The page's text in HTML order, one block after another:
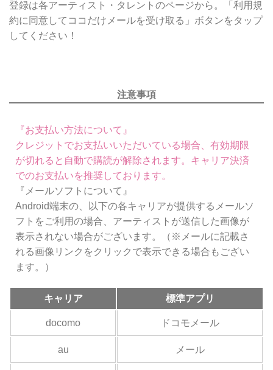
登録は各アーティスト・タレントのページから。「利用規
約に同意してココだけメールを受け取る」ボタンをタップ
してください！
注意事項
『お支払い方法について』
クレジットでお支払いいただいている場合、有効期限
が切れると自動で購読が解除されます。キャリア決済
でのお支払いを推奨しております。
『メールソフトについて』
Android端末の、以下の各キャリアが提供するメールソ
フトをご利用の場合、アーティストが送信した画像が
表示されない場合がございます。（※メールに記載さ
れる画像リンクをクリックで表示できる場合もござい
ます。）
キャリア 標準アプリ
docomo ドコモメール
au メール